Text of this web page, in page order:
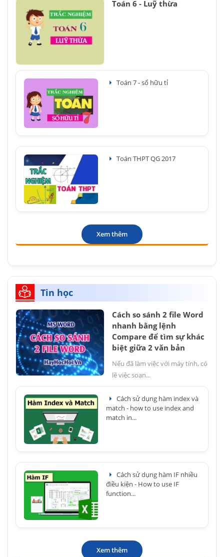
Toán 6 - Luỹ thừa
Toán 7 - số hữu tỉ
Toán THPT QG 2017
Xem thêm
Tin học
Cách so sánh 2 file Word
nhanh bằng lệnh
Compare để tìm sự khác
biệt giữa 2 văn bản
Nếu đã làm việc với máy tính, có
lẽ việc soạn...
Cách sử dụng hàm index và
match - how to use index and
match in...
Cách sử dụng hàm IF nhiều
điều kiện - How to use IF
function...
Xem thêm